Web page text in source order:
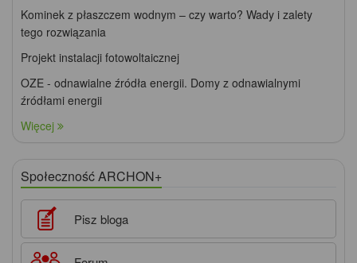
Kominek z płaszczem wodnym – czy warto? Wady i zalety
tego rozwiązania
Projekt instalacji fotowoltaicznej
OZE - odnawialne źródła energii. Domy z odnawialnymi
źródłami energii
Więcej
Społeczność ARCHON+
Pisz bloga